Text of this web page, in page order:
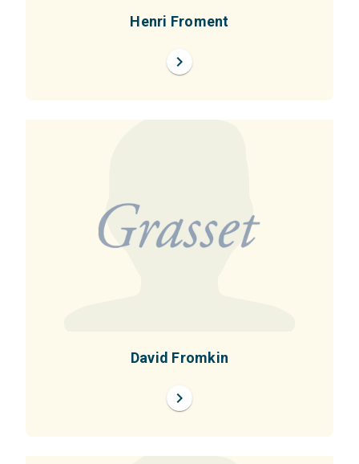
Henri Froment
chevron_right
David Fromkin
chevron_right